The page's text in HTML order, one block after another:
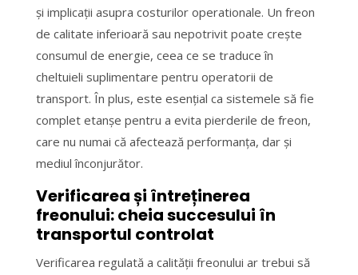
și implicații asupra costurilor operationale. Un freon
de calitate inferioară sau nepotrivit poate crește
consumul de energie, ceea ce se traduce în
cheltuieli suplimentare pentru operatorii de
transport. În plus, este esențial ca sistemele să fie
complet etanșe pentru a evita pierderile de freon,
care nu numai că afectează performanța, dar și
mediul înconjurător.
Verificarea și întreținerea
freonului: cheia succesului în
transportul controlat
Verificarea regulată a calității freonului ar trebui să